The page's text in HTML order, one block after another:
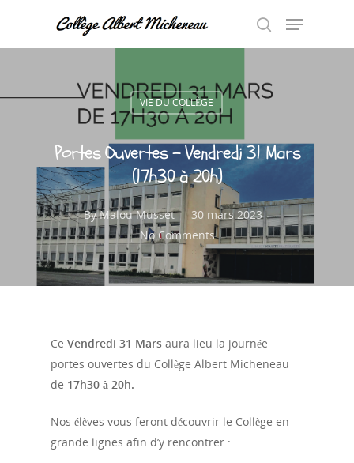
Hit enter to search or ESC to close
VIE DU COLLÈGE
Portes Ouvertes – Vendredi 31 Mars
(17h30 à 20h)
ByMalou Musset
30 mars 2023
No Comments
Ce Vendredi 31 Mars aura lieu la journée
portes ouvertes du Collège Albert Micheneau
de 17h30 à 20h.
Nos élèves vous feront découvrir le Collège en
grande lignes afin d’y rencontrer :